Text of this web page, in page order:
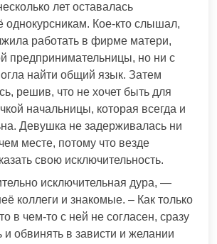
лет оставалась
однокурсникам. Кое-кто слышал,
работать в фирме матери,
предпринимательницы, но ни с
найти общий язык. Затем
решив, что не хочет быть для
начальницы, которая всегда и
Девушка не задерживалась ни
месте, потому что везде
свою исключительность.
исключительная дура, —
коллеги и знакомые. – Как только
в чем-то с ней не согласен, сразу
и обвинять в зависти и желании